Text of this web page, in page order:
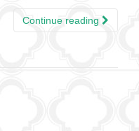
Continue reading